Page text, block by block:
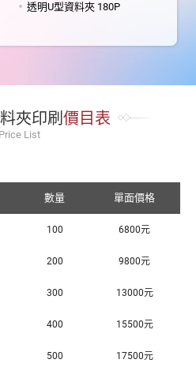
透明U型資料夾 180P
夾印刷 價目表
Price List
數量 單面價格
100 6800元
200 9800元
300 13000元
400 15500元
500 17500元